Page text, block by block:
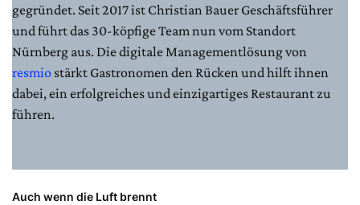
gegründet. Seit 2017 ist Christian Bauer Geschäftsführer
und führt das 30-köpfige Team nun vom Standort
Nürnberg aus. Die digitale Managementlösung von
resmio stärkt Gastronomen den Rücken und hilft ihnen
dabei, ein erfolgreiches und einzigartiges Restaurant zu
führen.
Auch wenn die Luft brennt